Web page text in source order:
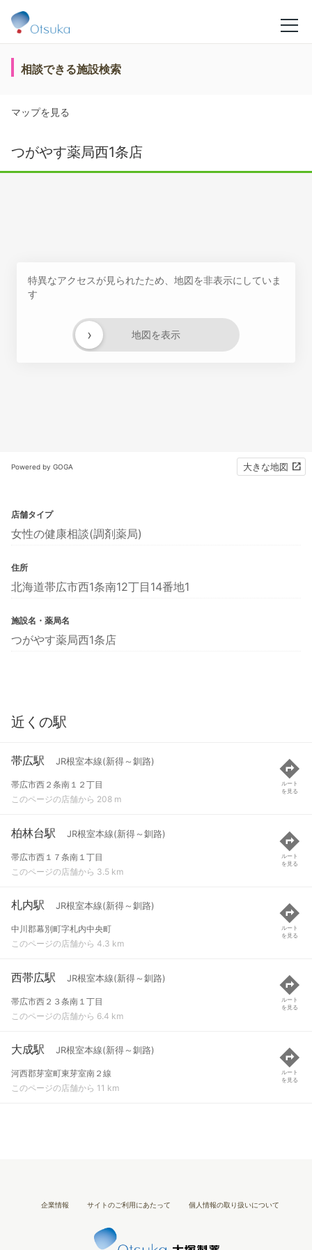
相談できる施設検索
マップを見る
つがやす薬局西1条店
特異なアクセスが見られたため、地図を非表示にしていま
す
地図を表示
›
Powered by GOGA 大きな地図
店舗タイプ
女性の健康相談(調剤薬局)
住所
北海道帯広市西1条南12丁目14番地1
施設名・薬局名
つがやす薬局西1条店
近くの駅
帯広駅 JR根室本線(新得～釧路)
帯広市西２条南１２丁目
このページの店舗から 208 m
ルート
を見る
柏林台駅 JR根室本線(新得～釧路)
帯広市西１７条南１丁目
このページの店舗から 3.5 km
ルート
を見る
札内駅 JR根室本線(新得～釧路)
中川郡幕別町字札内中央町
このページの店舗から 4.3 km
ルート
を見る
西帯広駅 JR根室本線(新得～釧路)
帯広市西２３条南１丁目
このページの店舗から 6.4 km
ルート
を見る
大成駅 JR根室本線(新得～釧路)
河西郡芽室町東芽室南２線
このページの店舗から 11 km
ルート
を見る
企業情報 サイトのご利用にあたって 個人情報の取り扱いについて